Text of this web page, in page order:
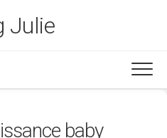
Julie
baby